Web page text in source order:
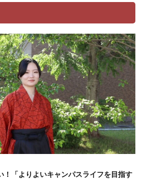
！「よりよいキャンパスライフを目指す